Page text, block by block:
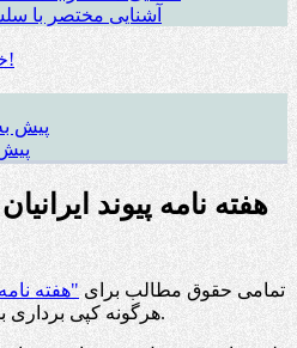
آشنایی مختصر با
هفته نامه پیوند
تمامی حقوق مطالب برای "هفته نامه
هرگونه کپی برداری بدون ذکر منبع ممنوع می باشد.